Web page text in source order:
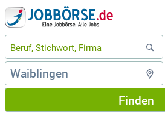
Finden